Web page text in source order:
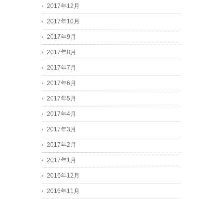
2017年12月
2017年10月
2017年9月
2017年8月
2017年7月
2017年6月
2017年5月
2017年4月
2017年3月
2017年2月
2017年1月
2016年12月
2016年11月